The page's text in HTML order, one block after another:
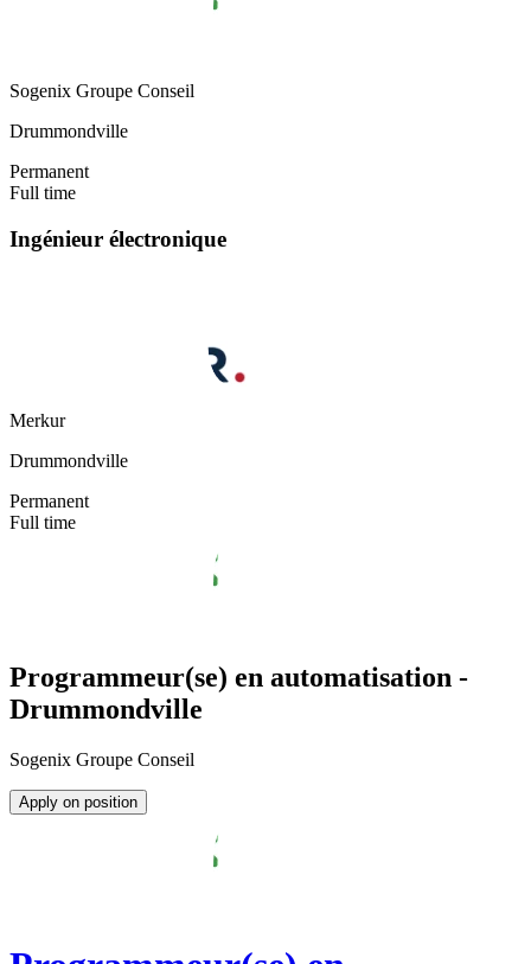
Sogenix Groupe Conseil
Drummondville
Permanent
Full time
Ingénieur électronique
Merkur
Drummondville
Permanent
Full time
Programmeur(se) en automatisation -
Drummondville
Sogenix Groupe Conseil
Apply on position